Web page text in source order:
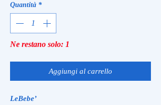
Quantità *
Ne restano solo: 1
Aggiungi al carrello
LeBebe’